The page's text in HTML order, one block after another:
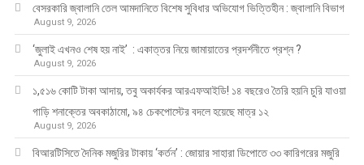
বেসরকারি জ্বালানি তেল আমদানিতে বিশেষ সুবিধার অভিযোগ ভিত্তিহীন : জ্বালানি বিভাগ
August 9, 2026
‘জুলাই এখনও শেষ হয় নাই’ : একাত্তর নিয়ে জামায়াতের প্রদর্শনীতে প্রশ্ন ?
August 9, 2026
১,৫১৬ কোটি টাকা আদায়, তবু অকার্যকর আরএফআইডি! ১৪ বছরেও তৈরি হয়নি চুরি যাওয়া
গাড়ি শনাক্তের অবকাঠামো, ৯৪ চেকপোস্টের বদলে হয়েছে মাত্র ১২
August 9, 2026
বিআরটিসিতে দৈনিক মজুরির টাকায় ‘কর্তন’ : জোয়ার সাহারা ডিপোতে ৩৩ কারিগরের মজুরি